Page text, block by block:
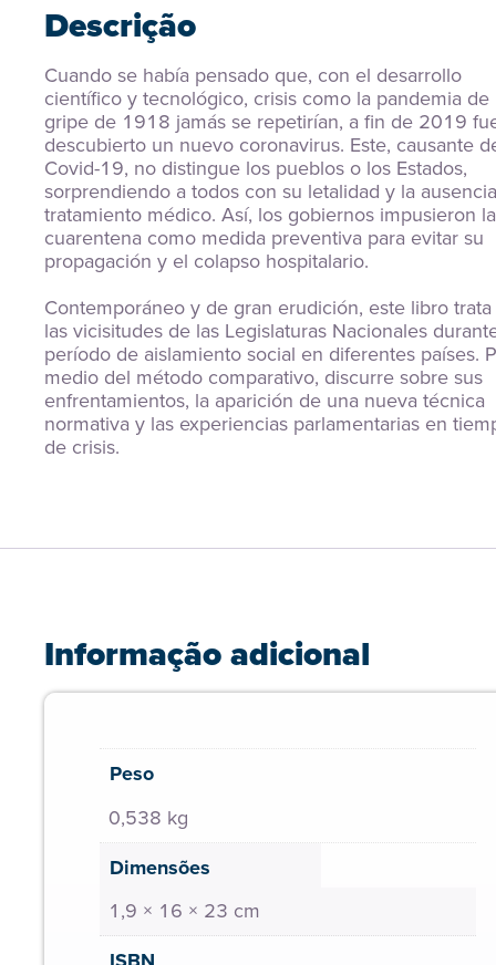
Descrição
Cuando se había pensado que, con el desarrollo
científico y tecnológico, crisis como la pandemia de
gripe de 1918 jamás se repetirían, a fin de 2019
descubierto un nuevo coronavirus. Este, causante
Covid-19, no distingue los pueblos o los Estados,
sorprendiendo a todos con su letalidad y la
tratamiento médico. Así, los gobiernos impusieron la
cuarentena como medida preventiva para evitar su
propagación y el colapso hospitalario.
Contemporáneo y de gran erudición, este libro
las vicisitudes de las Legislaturas Nacionales
período de aislamiento social en diferentes países.
medio del método comparativo, discurre sobre sus
enfrentamientos, la aparición de una nueva técnica
normativa y las experiencias parlamentarias en
de crisis.
Informação adicional
Peso
0,538 kg
Dimensões
1,9 × 16 × 23 cm